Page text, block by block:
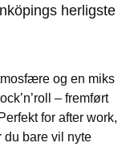
herligste
og en miks
– fremført
for after work,
du bare vil nyte